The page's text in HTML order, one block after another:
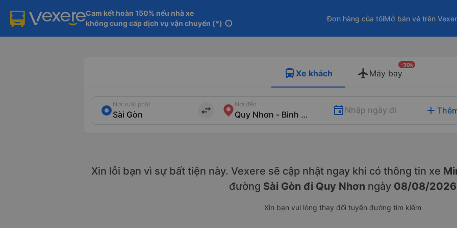
Cam kết hoàn 150% nếu nhà xe
không cung cấp dịch vụ vận chuyển (*) info
Đơn hàng của tôiMở bán vé trên
Xe khách Máy bay
-30k
Nơi xuất phát
import_export
Nơi đến
Nhập ngày đi add
Xin lỗi bạn vì sự bất tiện này. Vexere sẽ cập nhật ngay khi có thông tin xe
đường Sài Gòn đi Quy Nhơn ngày 08/08/2026
Xin bạn vui lòng thay đổi tuyến đường tìm kiếm